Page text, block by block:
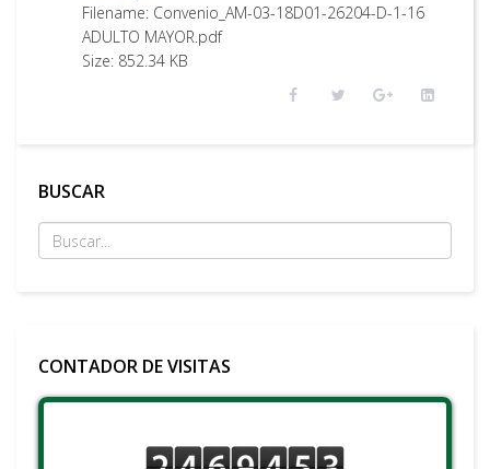
Filename: Convenio_AM-03-18D01-26204-D-1-16
ADULTO MAYOR.pdf
Size: 852.34 KB
BUSCAR
CONTADOR DE VISITAS